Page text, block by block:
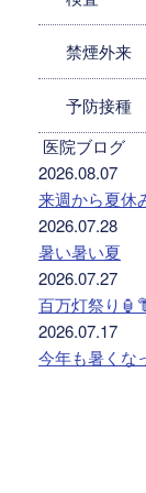
禁煙外来
予防接種
医院ブログ
2026.08.07
来週から夏休
2026.07.28
暑い暑い夏
2026.07.27
百万灯祭り
2026.07.17
今年も暑くな